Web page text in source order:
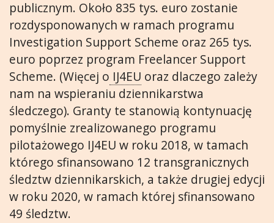
publicznym. Około 835 tys. euro zostanie
rozdysponowanych w ramach programu
Investigation Support Scheme oraz 265 tys.
euro poprzez program Freelancer Support
Scheme. (Więcej o IJ4EU oraz dlaczego zależy
nam na wspieraniu dziennikarstwa
śledczego). Granty te stanowią kontynuację
pomyślnie zrealizowanego programu
pilotażowego IJ4EU w roku 2018, w tamach
którego sfinansowano 12 transgranicznych
śledztw dziennikarskich, a także drugiej edycji
w roku 2020, w ramach której sfinansowano
49 śledztw.